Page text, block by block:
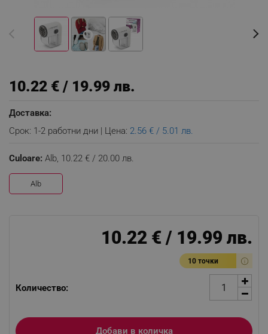
10.22 € / 19.99 лв.
Доставка:
Срок: 1-2 работни дни | Цена: 2.56 € / 5.01 лв.
Culoare: Alb, 10.22 € / 20.00 лв.
Alb
10.22 € / 19.99 лв.
10 точки
Количество:
Добави в количка